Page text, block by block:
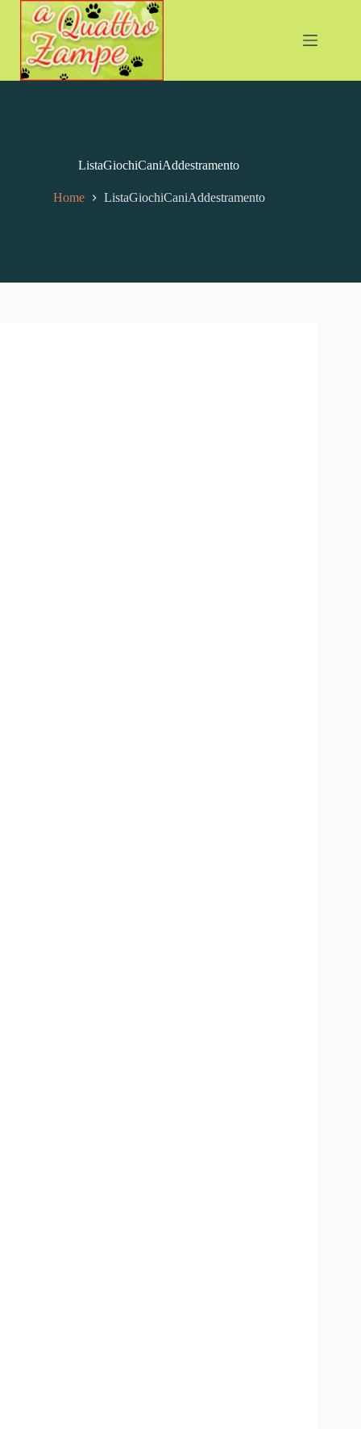
ListaGiochiCaniAddestramento
Home ListaGiochiCaniAddestramento